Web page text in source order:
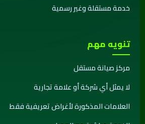
خدمة مستقلة وغير رسمية
تنويه مهم
مركز صيانة مستقل
لا يمثل أي شركة أو علامة تجارية
العلامات المذكورة لأغراض تعريفية فقط